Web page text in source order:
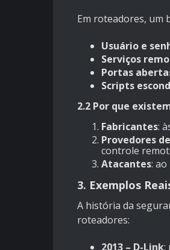
Em roteadores, um
Usuário e
Serviços
Portas
Scripts
2.2 Por que
Fabricantes:
Provedores
controle
Atacantes:
3. Exemplos
A história da
roteadores:
2013 – D-Link: